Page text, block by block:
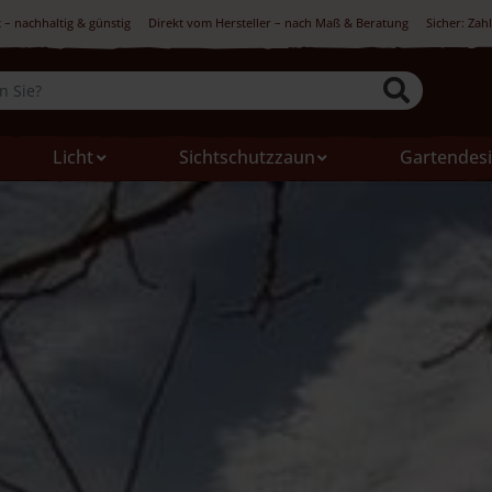
– nachhaltig & günstig Direkt vom Hersteller – nach Maß & Beratung Sicher:
Licht
Sichtschutzzaun